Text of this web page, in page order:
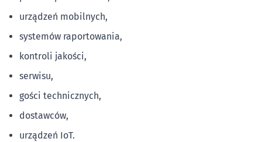
urządzeń mobilnych,
systemów raportowania,
kontroli jakości,
serwisu,
gości technicznych,
dostawców,
urządzeń IoT.